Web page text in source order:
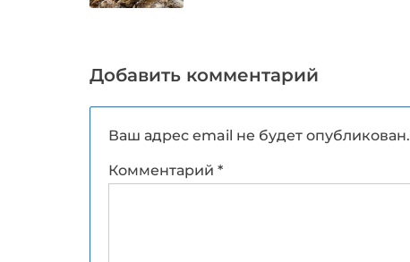
Добавить комментарий
Ваш адрес email не будет опубликован.
Комментарий *